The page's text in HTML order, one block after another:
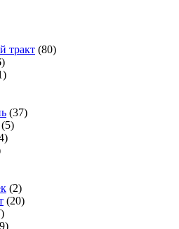
тракт (80)
(37)
(5)
(2)
(20)